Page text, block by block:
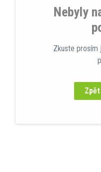
Nebyly
Zkuste prosím